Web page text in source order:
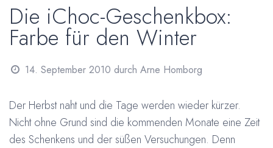
Die iChoc-Geschenkbox:
Farbe für den Winter
14. September 2010 durch Arne Homborg
Der Herbst naht und die Tage werden wieder kürzer.
Nicht ohne Grund sind die kommenden Monate eine Zeit
des Schenkens und der süßen Versuchungen. Denn